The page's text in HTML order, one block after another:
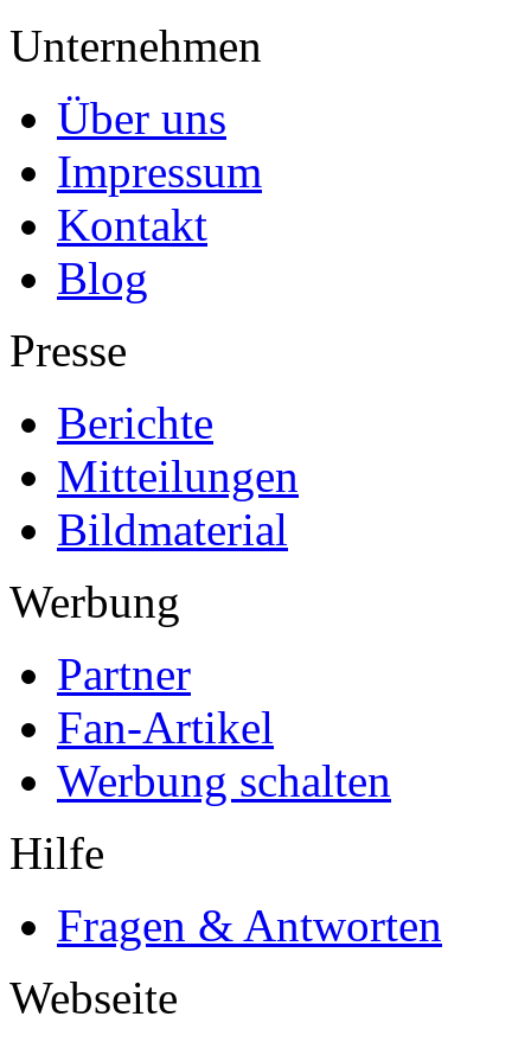
Unternehmen
Über uns
Impressum
Kontakt
Blog
Presse
Berichte
Mitteilungen
Bildmaterial
Werbung
Partner
Fan-Artikel
Werbung schalten
Hilfe
Fragen & Antworten
Webseite